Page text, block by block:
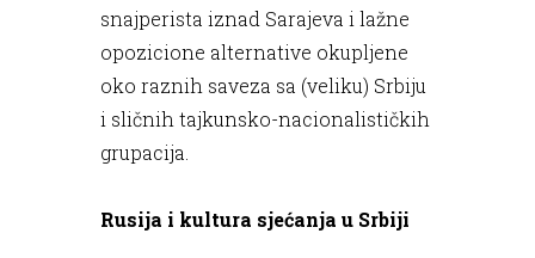
snajperista iznad Sarajeva i lažne
opozicione alternative okupljene
oko raznih saveza sa (veliku) Srbiju
i sličnih tajkunsko-nacionalističkih
grupacija.
Rusija i kultura sjećanja u Srbiji